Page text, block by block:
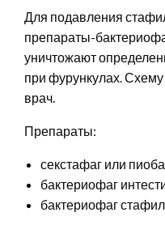
Для подавления
препараты-
уничтожают
при фурункулах.
врач.
Препараты:
секстафаг или
бактериофаг
бактериофаг